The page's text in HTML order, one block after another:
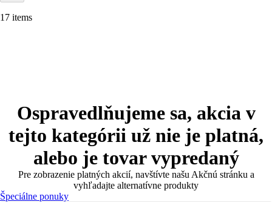
17 items
Ospravedlňujeme sa, akcia v
tejto kategórii už nie je platná,
alebo je tovar vypredaný
Pre zobrazenie platných akcií, navštívte našu Akčnú stránku a
vyhľadajte alternatívne produkty
Špeciálne ponuky